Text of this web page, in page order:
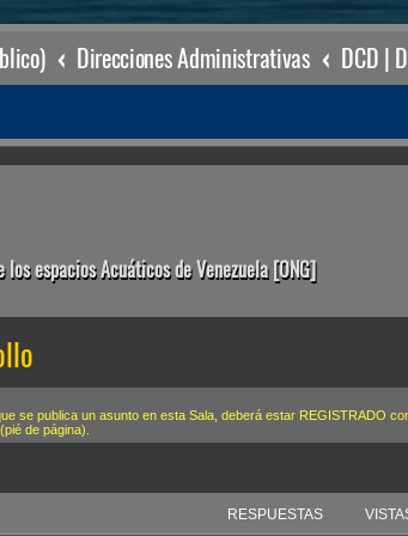
Direcciones Administrativas
espacios Acuáticos de Venezuela [ONG]
se publica un asunto en esta Sala, deberá estar REGISTRADO
de página).
RESPUESTAS